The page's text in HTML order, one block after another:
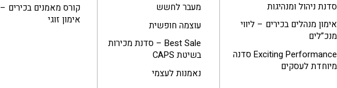
סדנת ניהול ומנהיגות
אימון מנהלים בכירים – ליווי
מנכ”לים
Exciting Performance סדנה
מיוחדת לעסקים
מעבר לחשש
עוצמה חופשית
Best Sale – סדנת מכירות
בשיטת CAPS
נאמנות לעצמי
קורס מאמנים בכירים –
אימון זוגי